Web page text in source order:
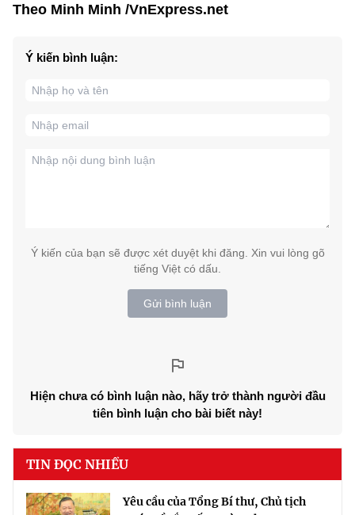
Theo Minh Minh /VnExpress.net
Ý kiến bình luận:
Ý kiến của bạn sẽ được xét duyệt khi đăng. Xin vui lòng gõ
tiếng Việt có dấu.
Gửi bình luận
Hiện chưa có bình luận nào, hãy trở thành người đầu
tiên bình luận cho bài biết này!
TIN ĐỌC NHIỀU
Yêu cầu của Tổng Bí thư, Chủ tịch